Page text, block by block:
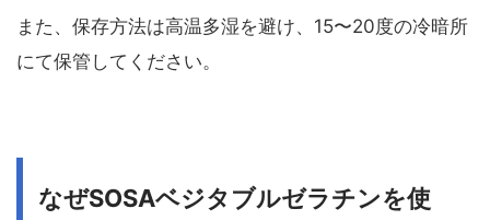
また、保存方法は高温多湿を避け、15〜20度の冷暗所
にて保管してください。
なぜSOSAベジタブルゼラチンを使